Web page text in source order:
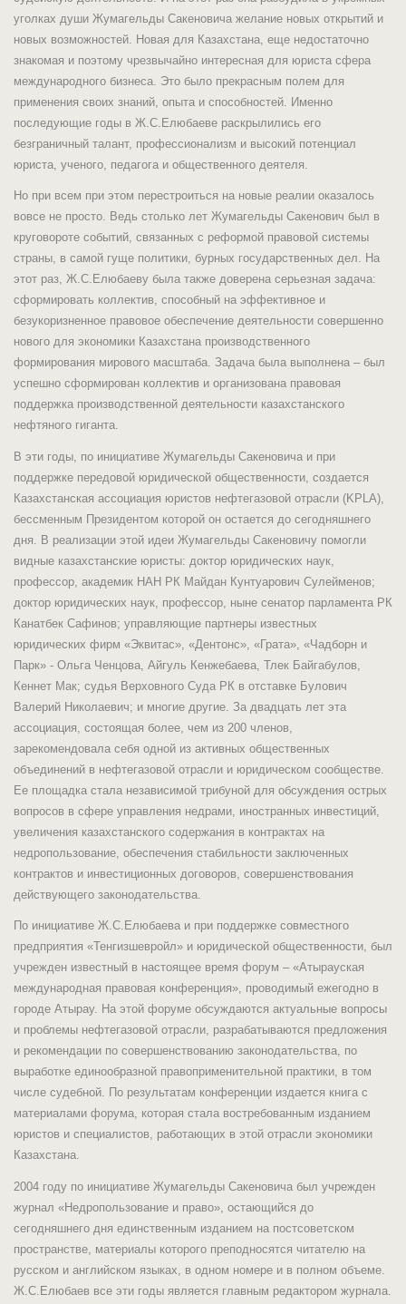
уголках души Жумагельды Сакеновича желание новых открытий и
новых возможностей. Новая для Казахстана, еще недостаточно
знакомая и поэтому чрезвычайно интересная для юриста сфера
международного бизнеса. Это было прекрасным полем для
применения своих знаний, опыта и способностей. Именно
последующие годы в Ж.С.Елюбаеве раскрылились его
безграничный талант, профессионализм и высокий потенциал
юриста, ученого, педагога и общественного деятеля.
Но при всем при этом перестроиться на новые реалии оказалось
вовсе не просто. Ведь столько лет Жумагельды Сакенович был в
круговороте событий, связанных с реформой правовой системы
страны, в самой гуще политики, бурных государственных дел. На
этот раз, Ж.С.Елюбаеву была также доверена серьезная задача:
сформировать коллектив, способный на эффективное и
безукоризненное правовое обеспечение деятельности совершенно
нового для экономики Казахстана производственного
формирования мирового масштаба. Задача была выполнена – был
успешно сформирован коллектив и организована правовая
поддержка производственной деятельности казахстанского
нефтяного гиганта.
В эти годы, по инициативе Жумагельды Сакеновича и при
поддержке передовой юридической общественности, создается
Казахстанская ассоциация юристов нефтегазовой отрасли (KPLA),
бессменным Президентом которой он остается до сегодняшнего
дня. В реализации этой идеи Жумагельды Сакеновичу помогли
видные казахстанские юристы: доктор юридических наук,
профессор, академик НАН РК Майдан Кунтуарович Сулейменов;
доктор юридических наук, профессор, ныне сенатор парламента РК
Канатбек Сафинов; управляющие партнеры известных
юридических фирм «Эквитас», «Дентонс», «Грата», «Чадборн и
Парк» - Ольга Ченцова, Айгуль Кенжебаева, Тлек Байгабулов,
Кеннет Мак; судья Верховного Суда РК в отставке Булович
Валерий Николаевич; и многие другие. За двадцать лет эта
ассоциация, состоящая более, чем из 200 членов,
зарекомендовала себя одной из активных общественных
объединений в нефтегазовой отрасли и юридическом сообществе.
Ее площадка стала независимой трибуной для обсуждения острых
вопросов в сфере управления недрами, иностранных инвестиций,
увеличения казахстанского содержания в контрактах на
недропользование, обеспечения стабильности заключенных
контрактов и инвестиционных договоров, совершенствования
действующего законодательства.
По инициативе Ж.С.Елюбаева и при поддержке совместного
предприятия «Тенгизшевройл» и юридической общественности, был
учрежден известный в настоящее время форум – «Атырауская
международная правовая конференция», проводимый ежегодно в
городе Атырау. На этой форуме обсуждаются актуальные вопросы
и проблемы нефтегазовой отрасли, разрабатываются предложения
и рекомендации по совершенствованию законодательства, по
выработке единообразной правоприменительной практики, в том
числе судебной. По результатам конференции издается книга с
материалами форума, которая стала востребованным изданием
юристов и специалистов, работающих в этой отрасли экономики
Казахстана.
2004 году по инициативе Жумагельды Сакеновича был учрежден
журнал «Недропользование и право», остающийся до
сегодняшнего дня единственным изданием на постсоветском
пространстве, материалы которого преподносятся читателю на
русском и английском языках, в одном номере и в полном объеме.
Ж.С.Елюбаев все эти годы является главным редактором журнала.